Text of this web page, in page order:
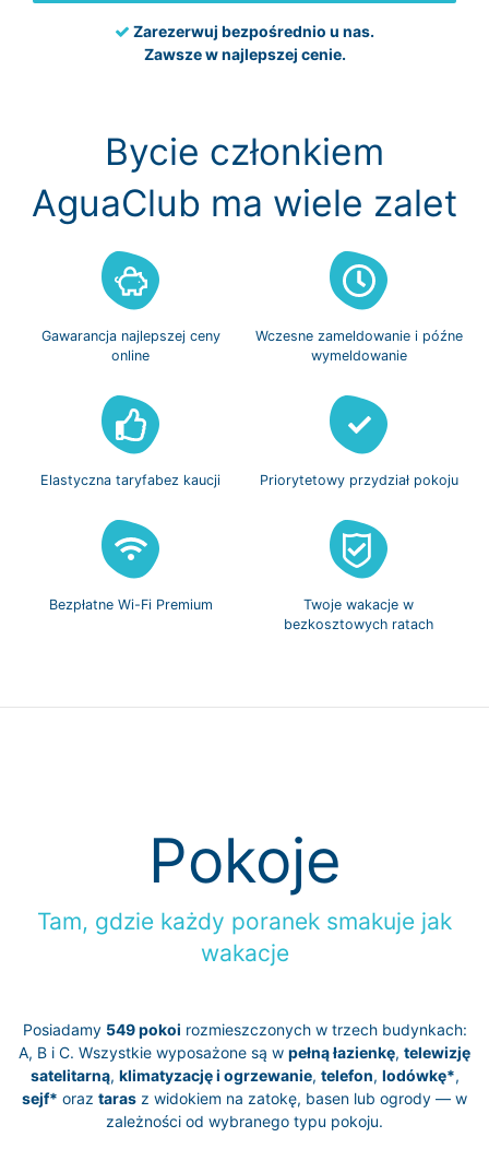
Zarezerwuj bezpośrednio u nas.
Zawsze w najlepszej cenie.
Bycie członkiem
AguaClub ma wiele zalet
Gawarancja najlepszej ceny
online
Wczesne zameldowaniei późne
wymeldowanie
Elastyczna taryfabez kaucji Priorytetowy przydział pokoju
BezpłatneWi-Fi Premium
Twoje wakacje w
bezkosztowych ratach
Pokoje
Tam, gdzie każdy poranek smakuje jak
wakacje
Posiadamy 549 pokoi rozmieszczonych w trzech budynkach:
A, B i C. Wszystkie wyposażone są w pełną łazienkę, telewizję
satelitarną, klimatyzację i ogrzewanie, telefon, lodówkę*,
sejf* oraz taras z widokiem na zatokę, basen lub ogrody — w
zależności od wybranego typu pokoju.